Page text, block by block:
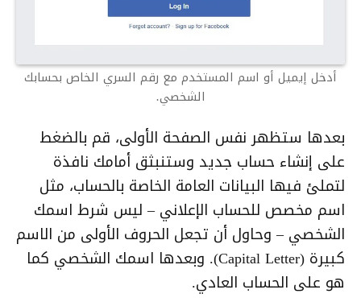
أدخل إيميل أو اسم المستخدم مع رقم السري الخاص بحسابك
الشخصي.
بعدها ستظهر نفس الصفحة الأولى، قم بالضغط
على إنشاء حساب جديد وستنبثق أمامك نافذة
لتملئ فيها البيانات العامة الخاصة بالحساب، مثل
اسم مخصص للحساب الإعلاني – ليس شرط اسمك
الشخصي – وحاول أن تجعل الحروف الأولى من الاسم
كبيرة (Capital Letter). وبعدها اسمك الشخصي كما
هو على الحساب العادي.